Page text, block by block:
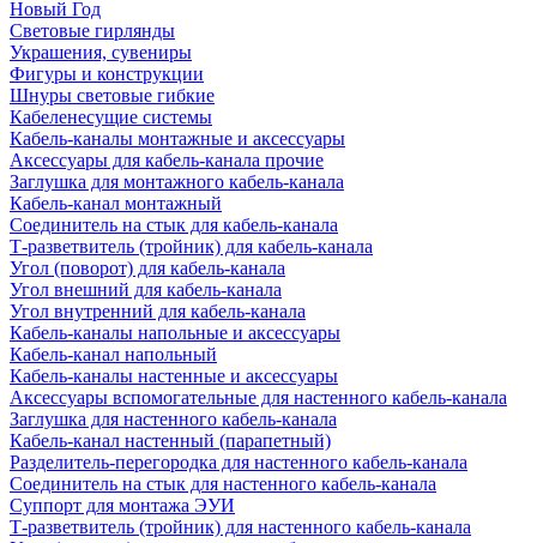
Новый Год
Световые гирлянды
Украшения, сувениры
Фигуры и конструкции
Шнуры световые гибкие
Кабеленесущие системы
Кабель-каналы монтажные и аксессуары
Аксессуары для кабель-канала прочие
Заглушка для монтажного кабель-канала
Кабель-канал монтажный
Соединитель на стык для кабель-канала
Т-разветвитель (тройник) для кабель-канала
Угол (поворот) для кабель-канала
Угол внешний для кабель-канала
Угол внутренний для кабель-канала
Кабель-каналы напольные и аксессуары
Кабель-канал напольный
Кабель-каналы настенные и аксессуары
Аксессуары вспомогательные для настенного кабель-канала
Заглушка для настенного кабель-канала
Кабель-канал настенный (парапетный)
Разделитель-перегородка для настенного кабель-канала
Соединитель на стык для настенного кабель-канала
Суппорт для монтажа ЭУИ
Т-разветвитель (тройник) для настенного кабель-канала